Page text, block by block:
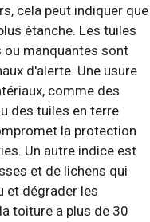
cela peut indiquer que
étanche. Les tuiles
ou manquantes sont
d'alerte. Une usure
comme des
des tuiles en terre
la protection
Un autre indice est
et de lichens qui
et dégrader les
toiture a plus de 30